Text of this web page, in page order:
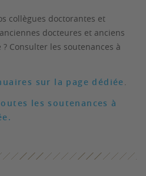
collègues doctorantes et
docteures et anciens
Consulter les soutenances à
sur la page dédiée.
les soutenances à